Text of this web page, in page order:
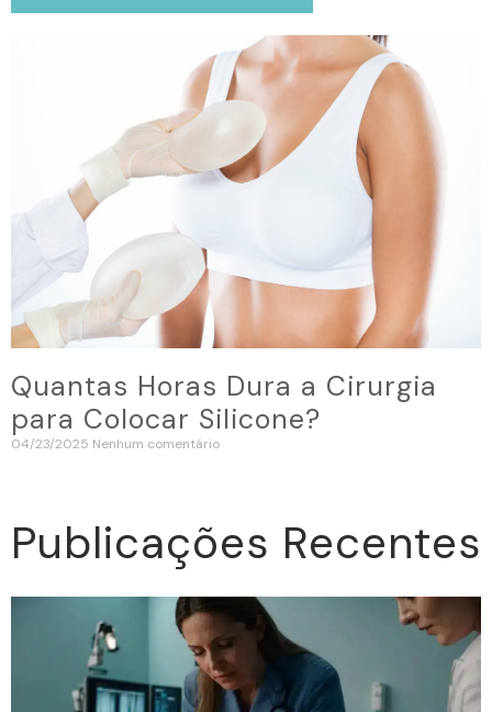
Quantas Horas Dura a Cirurgia
para Colocar Silicone?
04/23/2025 Nenhum comentário
Publicações Recentes